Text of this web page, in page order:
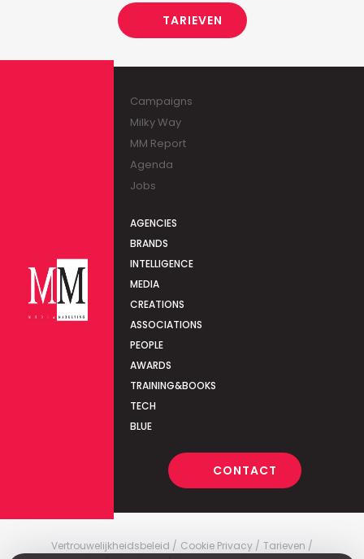
TARIEVEN
Campaigns
Milky Way
MM Report
Agenda
Jobs
AGENCIES
BRANDS
INTELLIGENCE
MEDIA
CREATIONS
ASSOCIATIONS
PEOPLE
AWARDS
TRAINING&BOOKS
TECH
BLUE
CONTACT
Vertrouwelijkheidsbeleid Cookie Privacy
Tarieven